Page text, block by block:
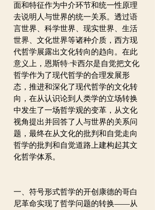
面和特征作为中介环节和统一性原理
去说明人与世界的统一关系。透过语
言世界、科学世界、现实世界、生活
世界、文化世界等诸种介质，西方现
代哲学展露出文化转向的趋向。在此
意义上，恩斯特·卡西尔是自觉把文化
哲学作为了现代哲学的合理发展形
态，推进和深化了现代哲学的文化转
向，在从认识论到人类学的立场转换
中发生了一场哲学观的变革，从文化
视角提出并回答了人与世界的关系问
题，最终在从文化的批判和自觉走向
哲学的批判和自觉道路上建构起其文
化哲学体系。
一、符号形式哲学的开创康德的哥白
尼革命实现了哲学问题的转换——从